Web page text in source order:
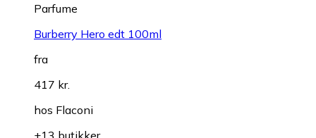
Parfume
Burberry Hero edt 100ml
fra
417 kr.
hos Flaconi